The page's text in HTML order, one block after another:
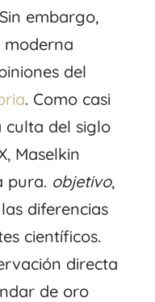
embargo,
moderna
del
. Como casi
culta del siglo
Maselkin
pura. objetivo,
diferencias
científicos.
directa
de oro